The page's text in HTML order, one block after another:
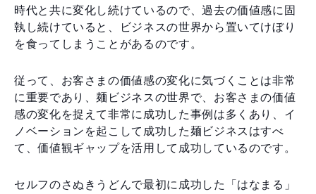
時代と共に変化し続けているので、過去の価値感に固
執し続けていると、ビジネスの世界から置いてけぼり
を食ってしまうことがあるのです。
従って、お客さまの価値感の変化に気づくことは非常
に重要であり、麺ビジネスの世界で、お客さまの価値
感の変化を捉えて非常に成功した事例は多くあり、イ
ノベーションを起こして成功した麺ビジネスはすべ
て、価値観ギャップを活用して成功しているのです。
セルフのさぬきうどんで最初に成功した「はなまる」